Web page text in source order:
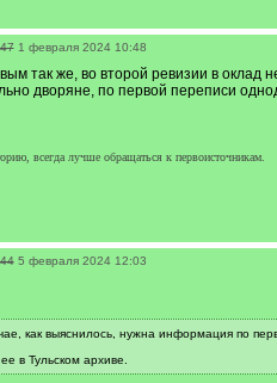
1 февраля 2024 10:48
так же, во второй ревизии в оклад
дворяне, по первой переписи
всегда лучше обращаться к первоисточникам.
5 февраля 2024 12:03
как выяснилось, нужна информация по
в Тульском архиве.